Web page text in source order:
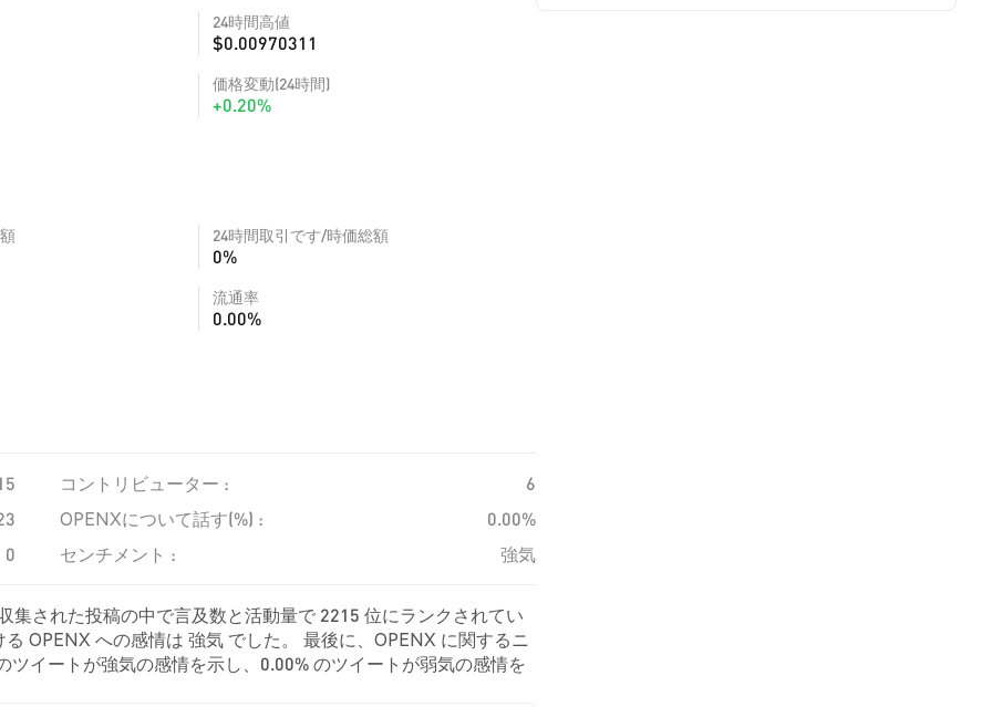
24時間高値
$0.00970311
価格変動(24時間)
+0.20%
24時間取引です/時価総額
0%
流通率
0.00%
コントリビューター :
6
OPENXについて話す(%) :
0.00%
0 センチメント : 強気
された投稿の中で言及数と活動量で 2215 位にランクされてい
OPENX への感情は 強気 でした。 最後に、OPENX に関するニ
イートが強気の感情を示し、0.00% のツイートが弱気の感情を